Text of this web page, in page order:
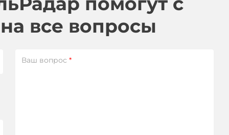
все вопросы
Ваш вопрос*